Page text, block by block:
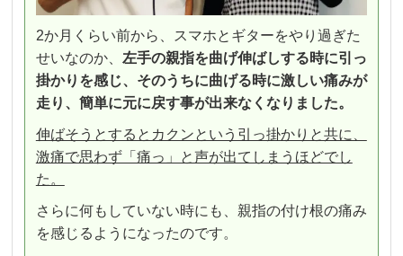
2か月くらい前から、スマホとギターをやり過ぎた
せいなのか、 左手の親指を曲げ伸ばしする時に引っ
掛かりを感じ、そのうちに曲げる時に激しい痛みが
走り、簡単に元に戻す事が出来なくなりました。
伸ばそうとするとカクンという引っ掛かりと共に、
激痛で思わず「痛っ」と声が出てしまうほどでし
た。
さらに何もしていない時にも、親指の付け根の痛み
を感じるようになったのです。